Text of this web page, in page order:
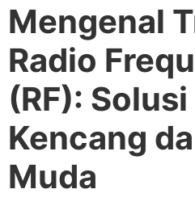
Mengenal
Radio
(RF):
Kencang
Muda